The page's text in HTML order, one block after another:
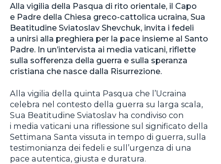
Alla vigilia della Pasqua di rito orientale, il Capo
e Padre della Chiesa greco-cattolica ucraina, Sua
Beatitudine Sviatoslav Shevchuk, invita i fedeli
a unirsi alla preghiera per la pace insieme al Santo
Padre. In un’intervista ai media vaticani, riflette
sulla sofferenza della guerra e sulla speranza
cristiana che nasce dalla Risurrezione.
Alla vigilia della quinta Pasqua che l’Ucraina
celebra nel contesto della guerra su larga scala,
Sua Beatitudine Sviatoslav ha condiviso con
i media vaticani una riflessione sul significato della
Settimana Santa vissuta in tempo di guerra, sulla
testimonianza dei fedeli e sull’urgenza di una
pace autentica, giusta e duratura.